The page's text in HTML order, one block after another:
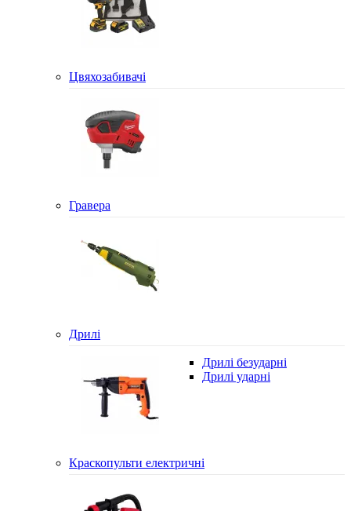
Цвяхозабивачі
Гравера
Дрилі
Дрилі безударні
Дрилі ударні
Краскопульти електричні